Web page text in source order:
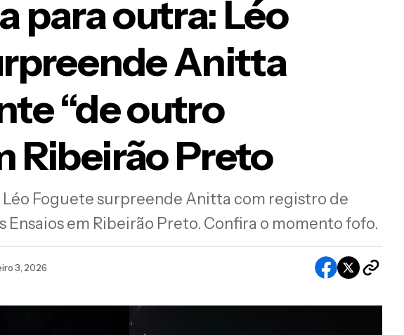
para
na folia
Anitta com presente “de outro mundo” em Ribeirão
Preto
para outra: Léo
Anitta
“de outro
Ribeirão Preto
Foguete surpreende Anitta com registro de
Ensaios em Ribeirão Preto. Confira o momento fofo.
3, 2026